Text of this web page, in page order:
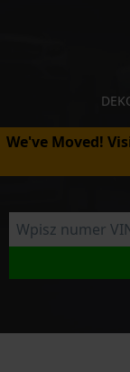
We've Moved!